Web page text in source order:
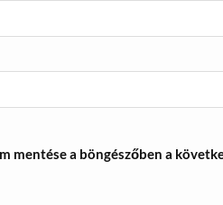
mentése a böngészőben a